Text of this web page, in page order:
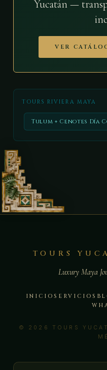
Yucatán —
VER
TOURS RIVIERA MAYA
Tulum + Cenotes Día
TOURS
Luxury Maya
INICIOSERVICIOS
© 2026 TOURS